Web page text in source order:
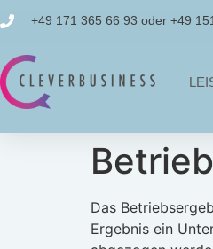
+49 171 365 66 93 oder +49
Das
Ergebnis ein